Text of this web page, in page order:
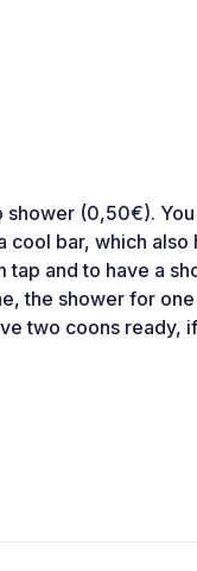
shower (0,50€).
cool bar, which also
and to have a
the shower for
two coons ready,